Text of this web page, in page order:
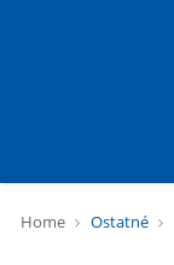
Home Ostatné